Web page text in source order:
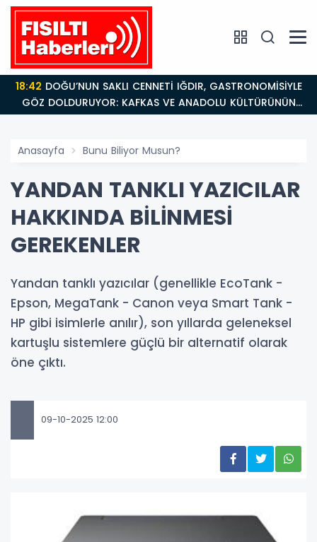
18:42
GÖZ DOLDURUYOR: KAFKAS VE ANADOLU KÜLTÜRÜNÜN
BULUŞMA NOKTASI
Anasayfa Bunu Biliyor Musun?
YANDAN TANKLI YAZICILAR
HAKKINDA BİLİNMESİ
GEREKENLER
Yandan tanklı yazıcılar (genellikle EcoTank -
Epson, MegaTank - Canon veya Smart Tank -
HP gibi isimlerle anılır), son yıllarda geleneksel
kartuşlu sistemlere güçlü bir alternatif olarak
öne çıktı.
09-10-2025 12:00